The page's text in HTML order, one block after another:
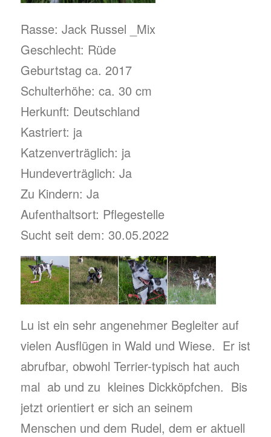
Rasse: Jack Russel _Mix
Geschlecht: Rüde
Geburtstag ca. 2017
Schulterhöhe: ca. 30 cm
Herkunft: Deutschland
Kastriert: ja
Katzenverträglich: ja
Hundeverträglich: Ja
Zu Kindern: Ja
Aufenthaltsort: Pflegestelle
Sucht seit dem: 30.05.2022
Lu ist ein sehr angenehmer Begleiter auf
vielen Ausflügen in Wald und Wiese. Er ist
abrufbar, obwohl Terrier-typisch hat auch
mal ab und zu kleines Dickköpfchen. Bis
jetzt orientiert er sich an seinem
Menschen und dem Rudel, dem er aktuell